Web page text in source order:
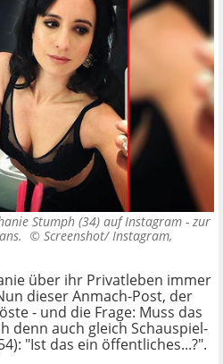
Stumph (34) auf Instagram - zur
© Screenshot/ Instagram,
über ihr Privatleben immer
dieser Anmach-Post, der
- und die Frage: Muss das
denn auch gleich Schauspiel-
"Ist das ein öffentliches...?".